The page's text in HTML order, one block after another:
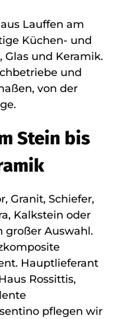
Lauffen am
Küchen- und
Glas und Keramik.
und
von der
Stein bis
Granit, Schiefer,
Kalkstein oder
großer Auswahl.
Hauptlieferant
Rossittis,
pflegen wir